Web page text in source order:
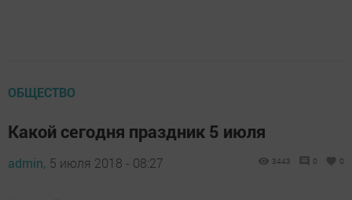
ОБЩЕСТВО
Какой сегодня праздник 5 июля
admin, 5 июля 2018 - 08:27 3443 0 0